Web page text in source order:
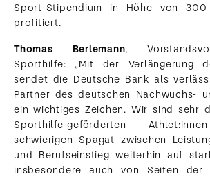
Sport-Stipendium in Höhe von
profitiert.
Thomas Berlemann,
Sporthilfe: „Mit der Verlängerung
sendet die Deutsche Bank als
Partner des deutschen Nachwuchs-
ein wichtiges Zeichen. Wir sind sehr
Sporthilfe-geförderten
schwierigen Spagat zwischen
und Berufseinstieg weiterhin auf
insbesondere auch von Seiten der